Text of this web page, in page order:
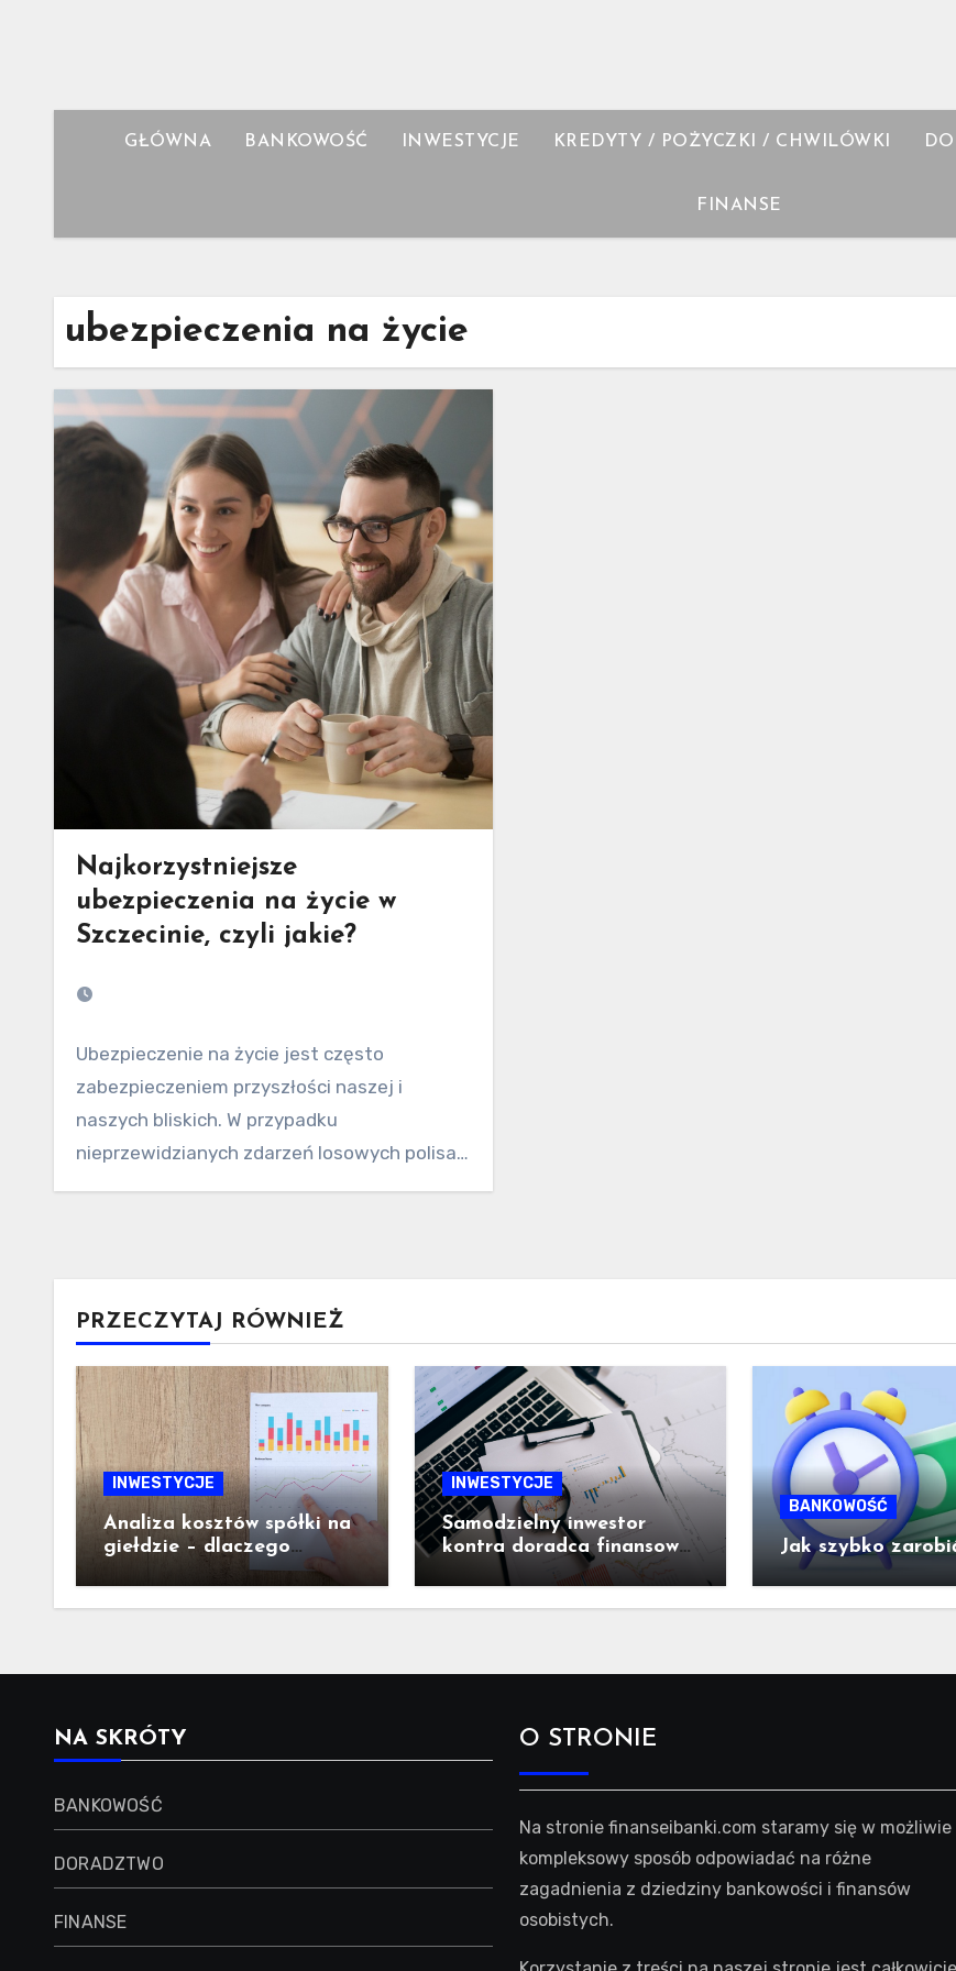
GŁÓWNA BANKOWOŚĆ INWESTYCJE KREDYTY / POŻYCZKI / CHWILÓWKI
FINANSE
ubezpieczenia na życie
Najkorzystniejsze
ubezpieczenia na życie w
Szczecinie, czyli jakie?
Ubezpieczenie na życie jest często
zabezpieczeniem przyszłości naszej i
naszych bliskich. W przypadku
nieprzewidzianych zdarzeń losowych polisa
PRZECZYTAJ RÓWNIEŻ
INWESTYCJE
Analiza kosztów spółki na
giełdzie – dlaczego
struktura wydatków ma
ogromne znaczenie dla
INWESTYCJE
Samodzielny inwestor
kontra doradca finansowy
– co wybrać?
BANKOWOŚĆ
Jak szybko
NA SKRÓTY
BANKOWOŚĆ
DORADZTWO
FINANSE
O STRONIE
Na stronie finanseibanki.com staramy się w możliwie
kompleksowy sposób odpowiadać na różne
zagadnienia z dziedziny bankowości i finansów
osobistych.